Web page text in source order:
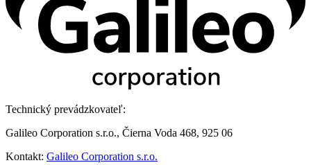
Technický prevádzkovateľ:
Galileo Corporation s.r.o., Čierna Voda 468, 925 06
Kontakt: Galileo Corporation s.r.o.